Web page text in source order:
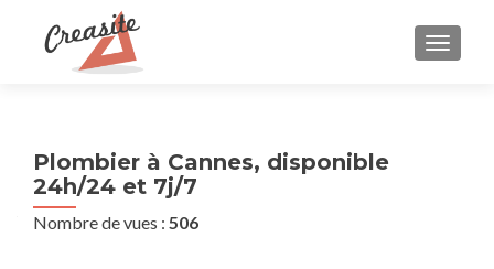
Plombier à Cannes, disponible
24h/24 et 7j/7
Nombre de vues : 506